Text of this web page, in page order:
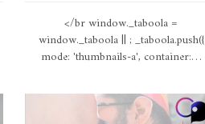
</br window._taboola =
window._taboola || ; _taboola.push({
mode: 'thumbnails-a', container:…